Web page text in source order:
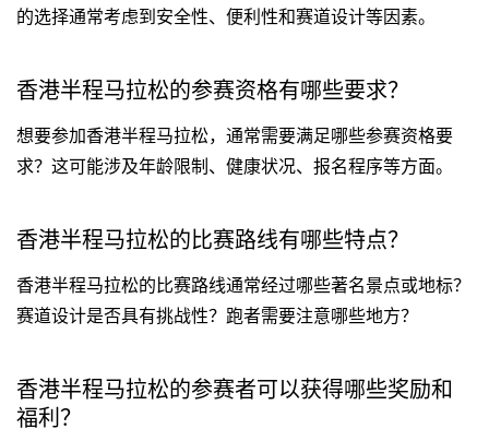
的选择通常考虑到安全性、便利性和赛道设计等因素。
香港半程马拉松的参赛资格有哪些要求？
想要参加香港半程马拉松，通常需要满足哪些参赛资格要
求？这可能涉及年龄限制、健康状况、报名程序等方面。
香港半程马拉松的比赛路线有哪些特点？
香港半程马拉松的比赛路线通常经过哪些著名景点或地标？
赛道设计是否具有挑战性？跑者需要注意哪些地方？
香港半程马拉松的参赛者可以获得哪些奖励和
福利？